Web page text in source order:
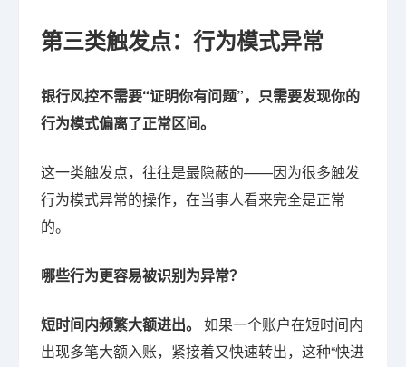
第三类触发点：行为模式异常
银行风控不需要“证明你有问题”，只需要发现你的
行为模式偏离了正常区间。
这一类触发点，往往是最隐蔽的——因为很多触发
行为模式异常的操作，在当事人看来完全是正常
的。
哪些行为更容易被识别为异常？
短时间内频繁大额进出。 如果一个账户在短时间内
出现多笔大额入账，紧接着又快速转出，这种“快进